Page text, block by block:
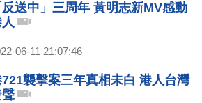
反送中」三周年 黃明志新MV感動
06-11 21:07:46
襲擊案三年真相未白 港人台灣